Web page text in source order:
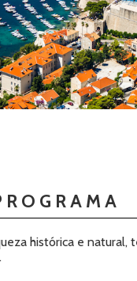
histórica e